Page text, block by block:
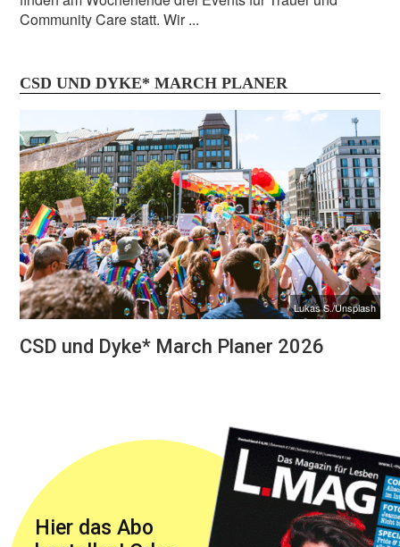
Community Care statt. Wir ...
CSD UND DYKE* MARCH PLANER
Lukas S./Unsplash
CSD und Dyke* March Planer 2026
Hier das Abo